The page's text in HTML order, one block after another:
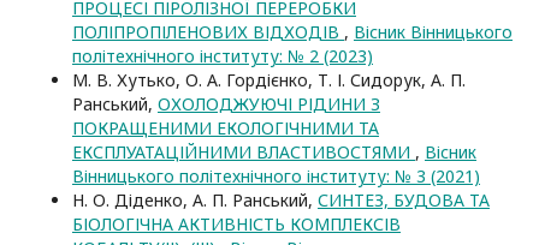
ПРОЦЕСІ ПІРОЛІЗНОЇ ПЕРЕРОБКИ
ПОЛІПРОПІЛЕНОВИХ ВІДХОДІВ , Вісник Вінницького
політехнічного інституту: № 2 (2023)
М. В. Хутько, О. А. Гордієнко, Т. І. Сидорук, А. П.
Ранський, ОХОЛОДЖУЮЧІ РІДИНИ З
ПОКРАЩЕНИМИ ЕКОЛОГІЧНИМИ ТА
ЕКСПЛУАТАЦІЙНИМИ ВЛАСТИВОСТЯМИ , Вісник
Вінницького політехнічного інституту: № 3 (2021)
Н. О. Діденко, А. П. Ранський, СИНТЕЗ, БУДОВА ТА
БІОЛОГІЧНА АКТИВНІСТЬ КОМПЛЕКСІВ